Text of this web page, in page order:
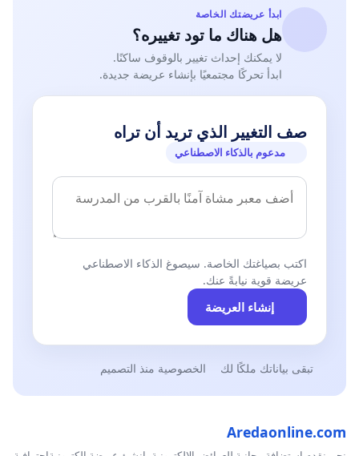
ابدأ عريضتك الخاصة
هل هناك ما تود تغييره؟
لا يمكنك إحداث تغيير بالوقوف ساكنًا.
ابدأ تحركًا مجتمعيًا بإنشاء عريضة جديدة.
صف التغيير الذي تريد أن تراه
مدعوم بالذكاء الاصطناعي
اكتب بصياغتك الخاصة. سيصوغ الذكاء الاصطناعي
عريضة قوية نيابةً عنك.
إنشاء العريضة
تبقى بياناتك ملكًا لك الخصوصية منذ التصميم
Aredaonline.com